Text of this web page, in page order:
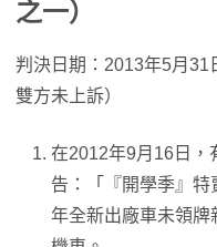
之一）
判決日期：2013年5月31
雙方未上訴）
在2012年9月16日，
告：「『開學季』
年全新出廠車未領牌